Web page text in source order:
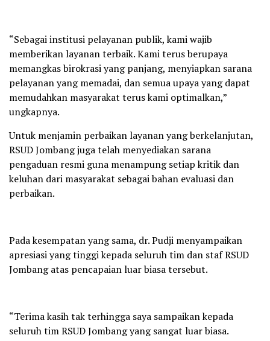
“Sebagai institusi pelayanan publik, kami wajib
memberikan layanan terbaik. Kami terus berupaya
memangkas birokrasi yang panjang, menyiapkan sarana
pelayanan yang memadai, dan semua upaya yang dapat
memudahkan masyarakat terus kami optimalkan,”
ungkapnya.
Untuk menjamin perbaikan layanan yang berkelanjutan,
RSUD Jombang juga telah menyediakan sarana
pengaduan resmi guna menampung setiap kritik dan
keluhan dari masyarakat sebagai bahan evaluasi dan
perbaikan.
Pada kesempatan yang sama, dr. Pudji menyampaikan
apresiasi yang tinggi kepada seluruh tim dan staf RSUD
Jombang atas pencapaian luar biasa tersebut.
“Terima kasih tak terhingga saya sampaikan kepada
seluruh tim RSUD Jombang yang sangat luar biasa.